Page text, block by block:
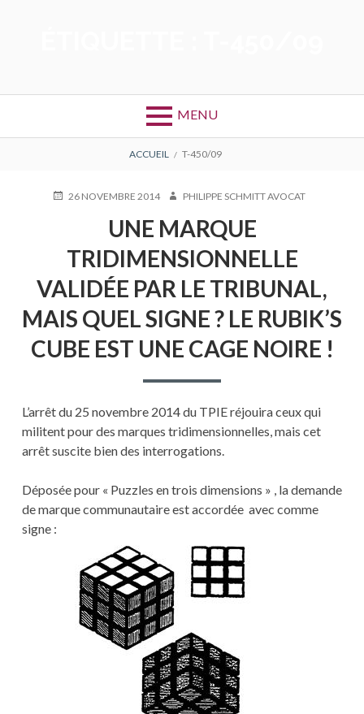
MENU
D'ARIANE
ACCUEIL T-450/09
PUBLIÉ26 NOVEMBRE 2014 AUTEURPHILIPPE SCHMITT AVOCAT
UNE MARQUE
TRIDIMENSIONNELLE
VALIDÉE PAR LE TRIBUNAL,
MAIS QUEL SIGNE ? LE RUBIK’S
CUBE EST UNE CAGE NOIRE !
L’arrêt du 25 novembre 2014 du TPIE réjouira ceux qui
militent pour des marques tridimensionnelles, mais cet
arrêt suscite bien des interrogations.
Déposée pour « Puzzles en trois dimensions » , la demande
de marque communautaire est accordée avec comme
signe :